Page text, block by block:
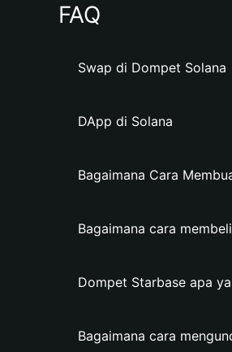
FAQ
Swap di Dompet Solana
DApp di Solana
Bagaimana Cara
Bagaimana cara
Dompet Starbase apa
Bagaimana cara